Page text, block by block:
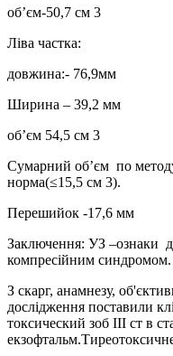
об’єм-50,7 см 3
Ліва частка:
довжина:- 76,9мм
Ширина – 39,2 мм
oб’єм 54,5 см 3
Сумарний об’єм по
норма(≤15,5 см 3).
Перешийок -17,6 мм
Заключення: УЗ –ознаки
компресійним синдромом.
З скарг, анамнезу,
дослідження поставили
токсический зоб IIІ ст в